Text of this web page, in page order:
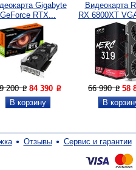
Gigabyte
GeForce RTX...
200P 84 390 P
Видеокарта
RX 6800XT
66 990P 58
Отзывы Сервис и гарантии